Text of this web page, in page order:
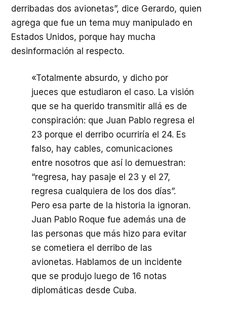
derribadas dos avionetas”, dice Gerardo, quien
agrega que fue un tema muy manipulado en
Estados Unidos, porque hay mucha
desinformación al respecto.
«Totalmente absurdo, y dicho por
jueces que estudiaron el caso. La visión
que se ha querido transmitir allá es de
conspiración: que Juan Pablo regresa el
23 porque el derribo ocurriría el 24. Es
falso, hay cables, comunicaciones
entre nosotros que así lo demuestran:
“regresa, hay pasaje el 23 y el 27,
regresa cualquiera de los dos días”.
Pero esa parte de la historia la ignoran.
Juan Pablo Roque fue además una de
las personas que más hizo para evitar
se cometiera el derribo de las
avionetas. Hablamos de un incidente
que se produjo luego de 16 notas
diplomáticas desde Cuba.